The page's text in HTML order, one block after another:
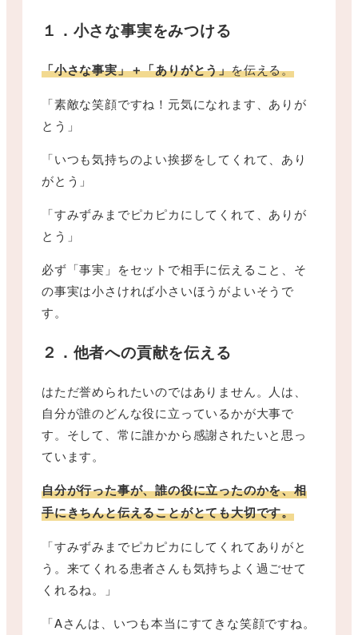
１．小さな事実をみつける
「小さな事実」＋「ありがとう」を伝える。
「素敵な笑顔ですね！元気になれます、ありが
とう」
「いつも気持ちのよい挨拶をしてくれて、あり
がとう」
「すみずみまでピカピカにしてくれて、ありが
とう」
必ず「事実」をセットで相手に伝えること、そ
の事実は小さければ小さいほうがよいそうで
す。
２．他者への貢献を伝える
はただ誉められたいのではありません。人は、
自分が誰のどんな役に立っているかが大事で
す。そして、常に誰かから感謝されたいと思っ
ています。
自分が行った事が、誰の役に立ったのかを、相
手にきちんと伝えることがとても大切です。
「すみずみまでピカピカにしてくれてありがと
う。来てくれる患者さんも気持ちよく過ごせて
くれるね。」
「Aさんは、いつも本当にすてきな笑顔ですね。